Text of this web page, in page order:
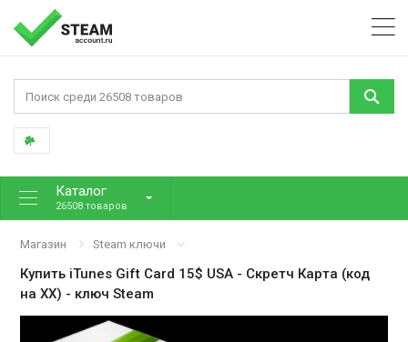
Каталог
26508 товаров
Магазин Steam ключи
Купить iTunes Gift Card 15$ USA - Скретч Карта (код
на XX) - ключ Steam